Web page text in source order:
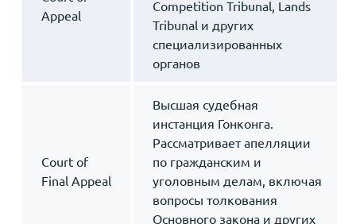
Appeal
Competition Tribunal, Lands
Tribunal и других
специализированных
органов
Court of
Final Appeal
Высшая судебная
инстанция Гонконга.
Рассматривает апелляции
по гражданским и
уголовным делам, включая
вопросы толкования
Основного закона и других